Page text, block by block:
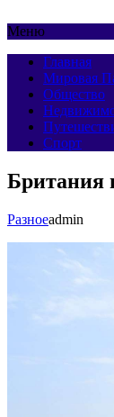
Меню
Главная
Мировая
Общество
Спорт
Британия
Разноеadmin